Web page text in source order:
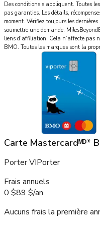
Des conditions s’appliquent. Toutes
pas garanties. Les détails,
moment. Vérifiez toujours les
soumettre une demande.
liens d’affiliation. Cela n’affecte pas
BMO. Toutes les marques sont la
Carte Mastercardᴹᴰ*
Porter VIPorter
Frais annuels
0 $89 $/an
Aucuns frais la première